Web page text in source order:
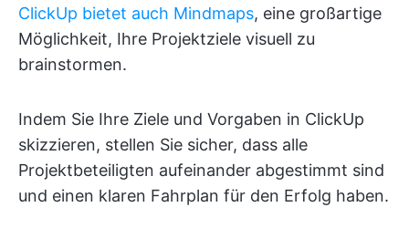
ClickUp bietet auch Mindmaps, eine großartige
Möglichkeit, Ihre Projektziele visuell zu
brainstormen.
Indem Sie Ihre Ziele und Vorgaben in ClickUp
skizzieren, stellen Sie sicher, dass alle
Projektbeteiligten aufeinander abgestimmt sind
und einen klaren Fahrplan für den Erfolg haben.